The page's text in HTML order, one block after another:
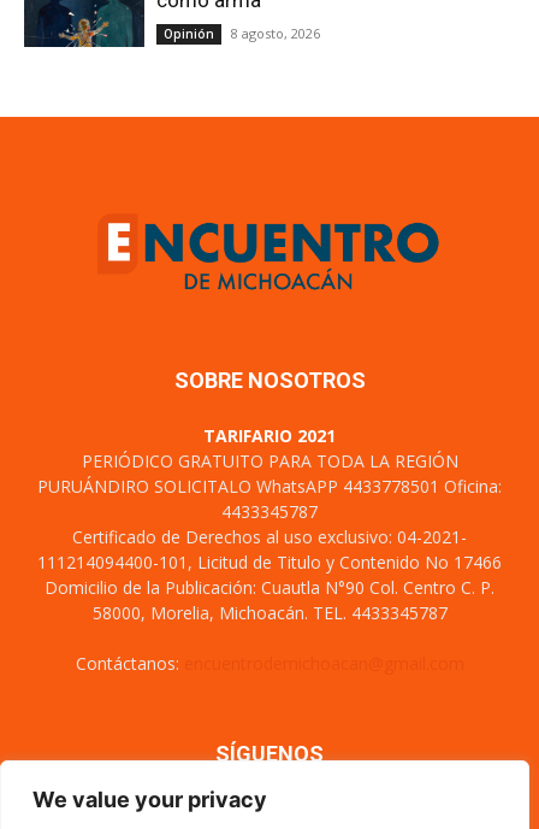
We value your privacy
Opinión 8 agosto, 2026
SOBRE NOSOTROS
TARIFARIO 2021
PERIÓDICO GRATUITO PARA TODA LA REGIÓN
PURUÁNDIRO SOLICITALO WhatsAPP 4433778501 Oficina:
4433345787
Certificado de Derechos al uso exclusivo: 04-2021-
111214094400-101, Licitud de Titulo y Contenido No 17466
Domicilio de la Publicación: Cuautla N°90 Col. Centro C. P.
58000, Morelia, Michoacán. TEL. 4433345787
Contáctanos:
SÍGUENOS